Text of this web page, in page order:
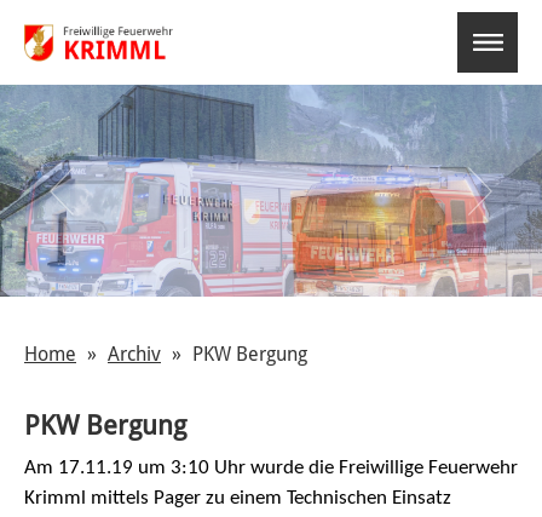
Home Archiv PKW Bergung
PKW Bergung
Am 17.11.19 um 3:10 Uhr wurde die Freiwillige Feuerwehr
Krimml mittels Pager zu einem Technischen Einsatz